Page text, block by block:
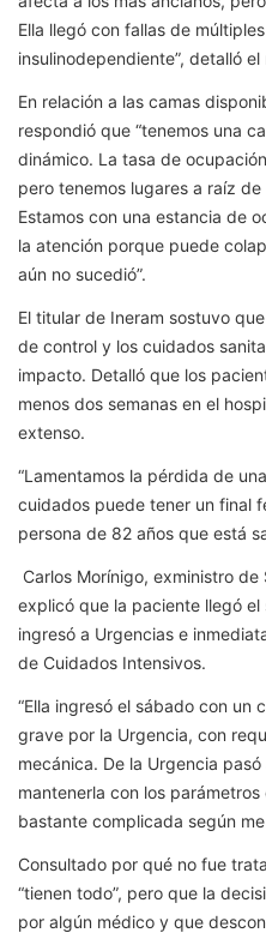
Ella llegó con fallas de
insulinodependiente”, detalló el
En relación a las camas
respondió que “tenemos una
dinámico. La tasa de
pero tenemos lugares a raíz
Estamos con una estancia de
la atención porque puede
aún no sucedió”.
El titular de Ineram sostuvo
de control y los cuidados
impacto. Detalló que los
menos dos semanas en el
extenso.
“Lamentamos la pérdida de
cuidados puede tener un final
persona de 82 años que está
Carlos Morínigo, exministro
explicó que la paciente llegó
ingresó a Urgencias e
de Cuidados Intensivos.
“Ella ingresó el sábado con un
grave por la Urgencia, con
mecánica. De la Urgencia
mantenerla con los
bastante complicada según
Consultado por qué no fue
“tienen todo”, pero que la
por algún médico y que